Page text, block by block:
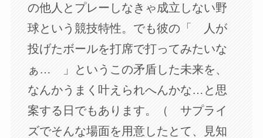
の他人とプレーしなきゃ成立しない野
球という競技特性。でも彼の「 人が
投げたボールを打席で打ってみたいな
ぁ… 」というこの矛盾した未来を、
なんかうまく叶えられへんかな…と思
案する日でもあります。（ サプライ
ズでそんな場面を用意したとて、見知